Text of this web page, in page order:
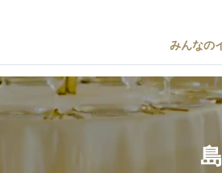
みんなの